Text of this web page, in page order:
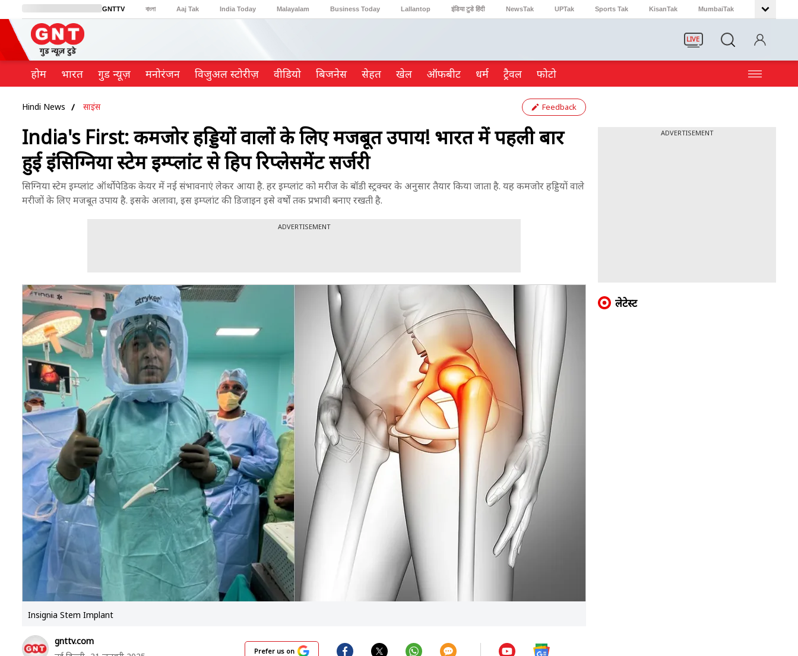
GNTTV বাংলা Aaj Tak India Today Malayalam Business Today Lallantop इंडिया टुडे हिंदी NewsTak UPTak Sports Tak KisanTak MumbaiTak
BT Bazaar Cosmopolitan
LIVE
होम भारत गुड न्यूज़ मनोरंजन विजुअल स्टोरीज़ वीडियो ब‍िजनेस सेहत खेल ऑफबीट धर्म ट्रैवल फोटो
Hindi News साइंस Feedback
India's First: कमजोर हड्डियों वालों के लिए मजबूत उपाय! भारत में पहली बार
हुई इंसिग्निया स्टेम इम्प्लांट से हिप रिप्लेसमेंट सर्जरी
सिग्निया स्टेम इम्प्लांट ऑर्थोपेडिक केयर में नई संभावनाएं लेकर आया है. हर इम्प्लांट को मरीज के बॉडी स्ट्रक्चर के अनुसार तैयार किया जाता है. यह कमजोर हड्डियों वाले
मरीजों के लिए मजबूत उपाय है. इसके अलावा, इस इम्प्लांट की डिजाइन इसे वर्षों तक प्रभावी बनाए रखती है.
ADVERTISEMENT
Insignia Stem Implant
gnttv.com
Prefer us on
ADVERTISEMENT
लेटेस्ट